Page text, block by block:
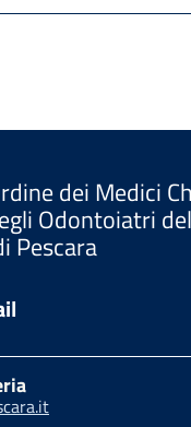
dei Medici
Odontoiatri
Pescara